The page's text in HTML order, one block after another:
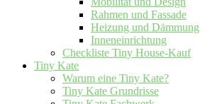
Rahmen und Fassade
Heizung und Dämmung
Inneneinrichtung
Checkliste Tiny House-Kauf
Tiny Kate
Warum eine Tiny Kate?
Tiny Kate Grundrisse